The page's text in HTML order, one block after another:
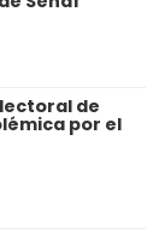
de
por el